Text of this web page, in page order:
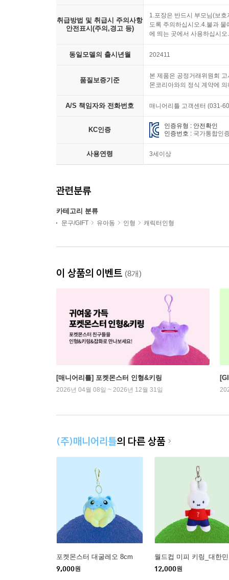
취급방법 및 취급시 주의사항
안전표시(주의,경고 등)
1.포장은 반드시 부모님(보
도록 주의하십시오.4.불과
에 띄는 곳에서 사용하십시
동일모델의 출시년월 202411
품질보증기준
본 제품은 공정거래위원회
몬코리아와의 정식 계약에
A/S 책임자와 전화번호 매니어리틀 고객센터 (031-
KC인증
인증유형 : 안전확인
인증번호 : 국가통합인
사용연령 3세이상
관련분류
카테고리 분류
문구/GIFT 유아동 인형 캐릭터인형
이 상품의 이벤트 (8개)
[매니어리틀] 포켓몬스터 인형&키링
2026년 04월 08일 ~ 2026년 12월 31일
(주)매니어리틀의 다른 상품
포켓몬스터 대굴레오 8cm
9,000원
월드컵 미피 키링_대한
12,000원